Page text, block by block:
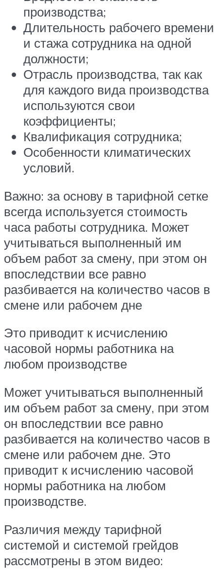
производства;
Длительность рабочего времени
и стажа сотрудника на одной
должности;
Отрасль производства, так как
для каждого вида производства
используются свои
коэффициенты;
Квалификация сотрудника;
Особенности климатических
условий.
Важно: за основу в тарифной сетке
всегда используется стоимость
часа работы сотрудника. Может
учитываться выполненный им
объем работ за смену, при этом он
впоследствии все равно
разбивается на количество часов в
смене или рабочем дне
Это приводит к исчислению
часовой нормы работника на
любом производстве
Может учитываться выполненный
им объем работ за смену, при этом
он впоследствии все равно
разбивается на количество часов в
смене или рабочем дне. Это
приводит к исчислению часовой
нормы работника на любом
производстве.
Различия между тарифной
системой и системой грейдов
рассмотрены в этом видео: